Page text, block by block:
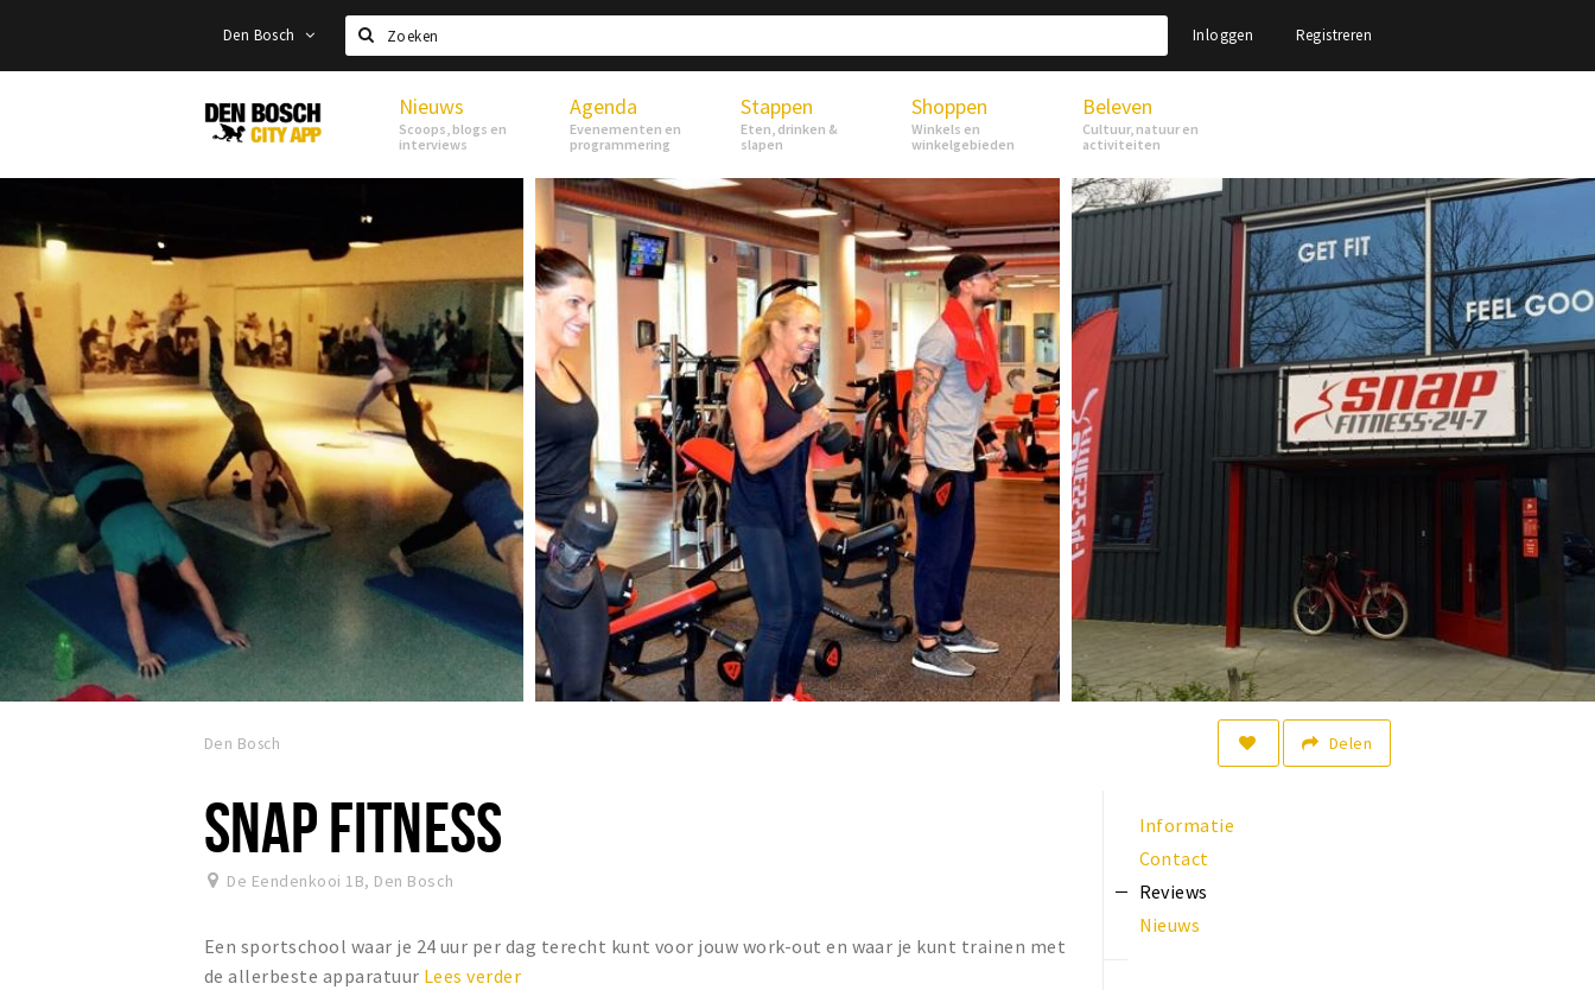
Den Bosch
Zoeken
Inloggen Registreren
Den
Bosch
Nieuws
Scoops, blogs en
interviews
Agenda
Evenementen en
programmering
Stappen
Eten, drinken &
slapen
Shoppen
Winkels en
winkelgebieden
Beleven
Cultuur, natuur en
activiteiten
Den Bosch Delen
SNAP FITNESS
De Eendenkooi 1B, Den Bosch
Een sportschool waar je 24 uur per dag terecht kunt voor jouw work-out en waar je kunt trainen met
de allerbeste apparatuur Lees verder
Informatie
Contact
Reviews
Nieuws